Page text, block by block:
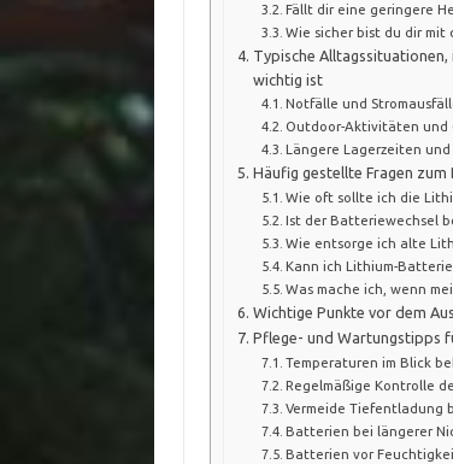
Fällt dir eine geringere
Wie sicher bist du dir mit
Typische
wichtig ist
Notfälle und
Outdoor-Aktivitäten und
Längere Lagerzeiten
Häufig gestellte Fragen
Wie oft sollte ich die
Ist der Batteriewechsel
Wie entsorge ich alte
Kann ich Lithium-
Was mache ich, wenn
Wichtige Punkte vor dem
Pflege- und Wartungstipps
Temperaturen im Blick
Regelmäßige Kontrolle
Vermeide Tiefentladung
Batterien bei längerer
Batterien vor